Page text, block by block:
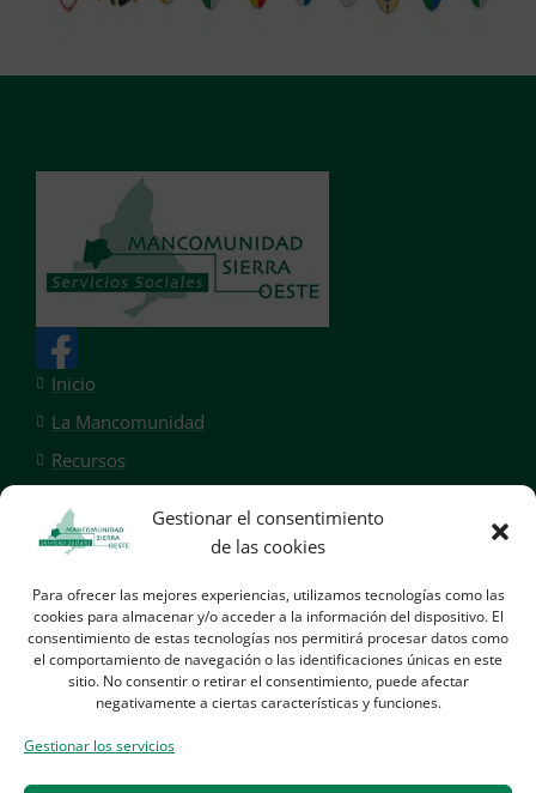
Gestionar el consentimiento
de las cookies
Para ofrecer las mejores experiencias, utilizamos tecnologías como las
cookies para almacenar y/o acceder a la información del dispositivo. El
consentimiento de estas tecnologías nos permitirá procesar datos como
el comportamiento de navegación o las identificaciones únicas en este
sitio. No consentir o retirar el consentimiento, puede afectar
negativamente a ciertas características y funciones.
Gestionar los servicios
Inicio
La Mancomunidad
Recursos
Área privada
Los vecinos y vecinas de los diez municipios que
integran la mancomunidad, a través de esta página,
pueden encontrar de manera directa y ágil toda la
información necesaria para conocer quienes somos y
Política de privacidad